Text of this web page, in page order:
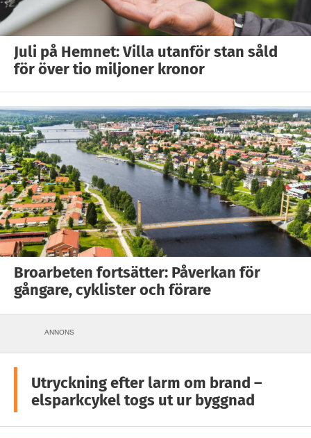
Juli på Hemnet: Villa utanför stan såld
för över tio miljoner kronor
Broarbeten fortsätter: Påverkan för
gångare, cyklister och förare
ANNONS
Utryckning efter larm om brand –
elsparkcykel togs ut ur byggnad